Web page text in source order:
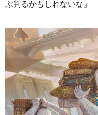
ぶ判るかもしれないな」